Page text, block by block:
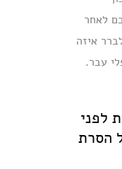
לאחר
איזה
עבר.
לפני
הסרת